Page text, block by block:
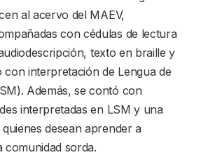
al acervo del MAEV,
con cédulas de lectura
texto en braille y
con interpretación de Lengua de
Además, se contó con
interpretadas en LSM y una
desean aprender a
sorda.